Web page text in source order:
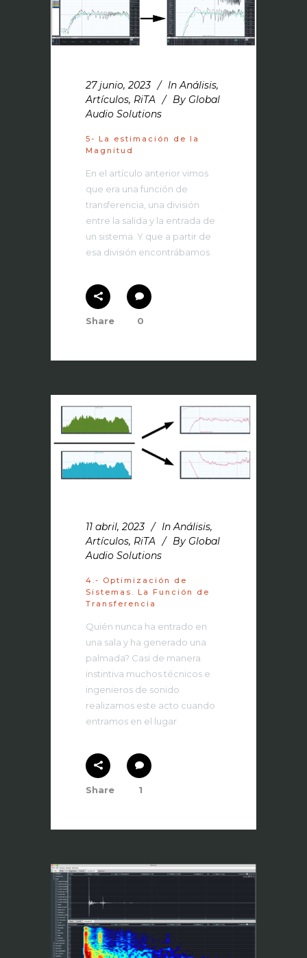
27 junio, 2023 In Análisis,
Artículos, RiTA By Global
Audio Solutions
5- La estimación de la
Magnitud
En el artículo anterior vimos
que era una función de
transferencia, una división
entre la salida y la entrada de
un sistema. Y que a partir de
esa división encontrábamos
Share 0
11 abril, 2023 In Análisis,
Artículos, RiTA By Global
Audio Solutions
4.- Optimización de
Sistemas. La Función de
Transferencia
Quién nunca ha entrado en
una sala y ha generado una
palmada? Casi de manera
instintiva muchos técnicos e
ingenieros de sonido
realizamos este acto cuando
entramos en el lugar
Share 1